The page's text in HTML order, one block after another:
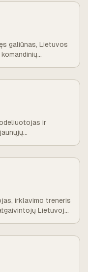
galiūnas, Lietuvos
ir
irklavimo treneris
Lietuvoje